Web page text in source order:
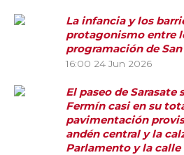
La infancia y los
protagonismo entre
programación de
16:00 24 Jun 2026
El paseo de Sarasate
Fermín casi en su
pavimentación
andén central y la
Parlamento y la